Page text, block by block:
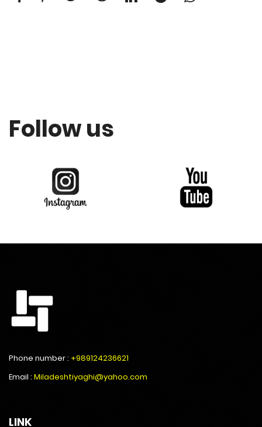
Follow us
Phone number : +989124236621
Email : Miladeshtiyaghi@yahoo.com
LINK